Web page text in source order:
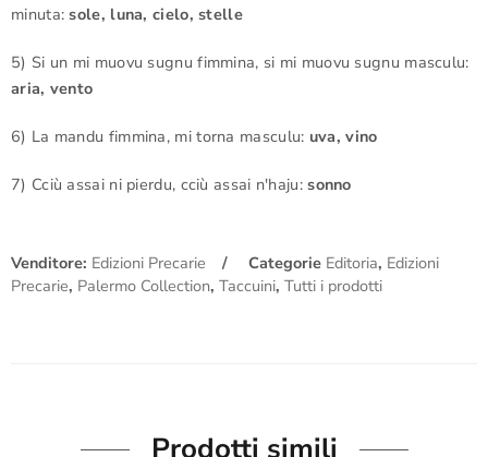
minuta:sole, luna, cielo, stelle
5) Si un mi muovu sugnu fimmina, si mi muovu sugnu masculu:
aria, vento
6) La mandu fimmina, mi torna masculu: uva, vino
7) Cciù assai ni pierdu, cciù assai n'haju:sonno
Venditore: Edizioni Precarie Categorie Editoria, Edizioni
Precarie, Palermo Collection, Taccuini, Tutti i prodotti
Prodotti simili